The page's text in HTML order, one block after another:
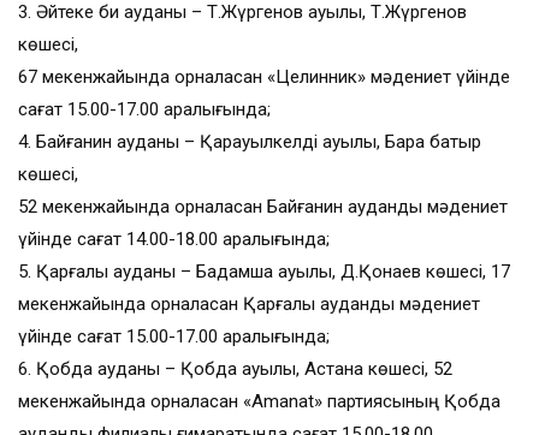
3. Әйтеке би ауданы – Т.Жүргенов ауылы, Т.Жүргенов
көшесі,
67 мекенжайында орналасқан «Целинник» мәдениет үйінде
сағат 15.00-17.00 аралығында;
4. Байғанин ауданы – Қарауылкелді ауылы, Барақ батыр
көшесі,
52 мекенжайында орналасқан Байғанин аудандық мәдениет
үйінде сағат 14.00-18.00 аралығында;
5. Қарғалы ауданы – Бадамша ауылы, Д.Қонаев көшесі, 17
мекенжайында орналасқан Қарғалы аудандық мәдениет
үйінде сағат 15.00-17.00 аралығында;
6. Қобда ауданы – Қобда ауылы, Астана көшесі, 52
мекенжайында орналасқан «Amanat» партиясының Қобда